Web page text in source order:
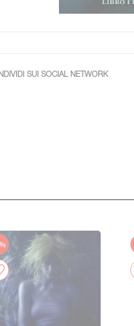
SUI SOCIAL NETWORK